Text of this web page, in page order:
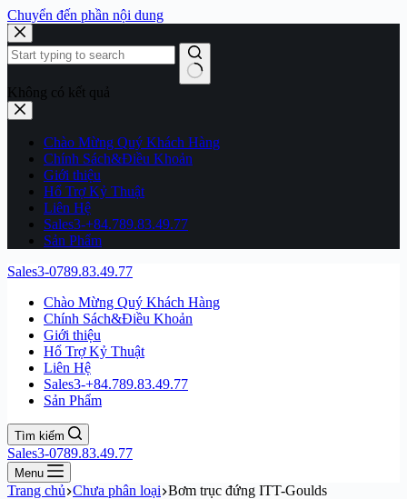
Chuyển đến phần nội dung
Không có kết quả
Chào Mừng Quý Khách Hàng
Chính Sách&Điều Khoản
Giới thiệu
Hổ Trợ Kỷ Thuật
Liên Hệ
Sales3-+84.789.83.49.77
Sản Phẩm
Sales3-0789.83.49.77
Chào Mừng Quý Khách Hàng
Chính Sách&Điều Khoản
Giới thiệu
Hổ Trợ Kỷ Thuật
Liên Hệ
Sales3-+84.789.83.49.77
Sản Phẩm
Tìm kiếm
Sales3-0789.83.49.77
Menu
Trang chủ Chưa phân loại Bơm trục đứng ITT-Goulds